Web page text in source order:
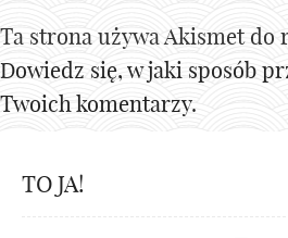
Ta strona używa Akismet do
Dowiedz się, w jaki sposób
Twoich komentarzy.
TO JA!